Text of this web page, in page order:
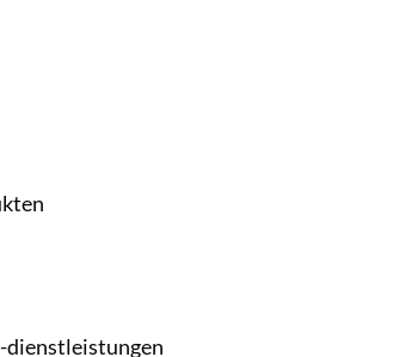
dienstleistungen